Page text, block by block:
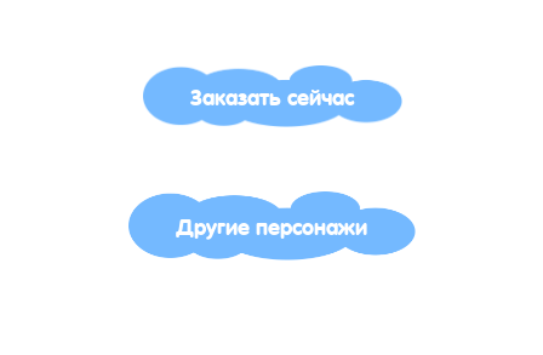
Заказать сейчас
Другие персонажи